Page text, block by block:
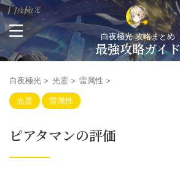
白夜極光 攻略まとめ
最強攻略ガイド
白夜極光 > 光霊 > 雷属性 >
光霊 雷属性
ピアタマンの評価